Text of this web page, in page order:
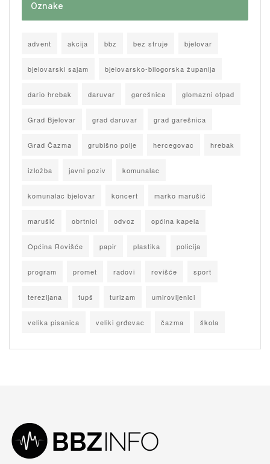
Oznake
advent akcija bbz bez struje bjelovar
bjelovarski sajam bjelovarsko-bilogorska županija
dario hrebak daruvar garešnica glomazni otpad
Grad Bjelovar grad daruvar grad garešnica
Grad Čazma grubišno polje hercegovac hrebak
izložba javni poziv komunalac
komunalac bjelovar koncert marko marušić
marušić obrtnici odvoz općina kapela
Općina Rovišće papir plastika policija
program promet radovi rovišće sport
terezijana tupš turizam umirovljenici
velika pisanica veliki grđevac čazma škola